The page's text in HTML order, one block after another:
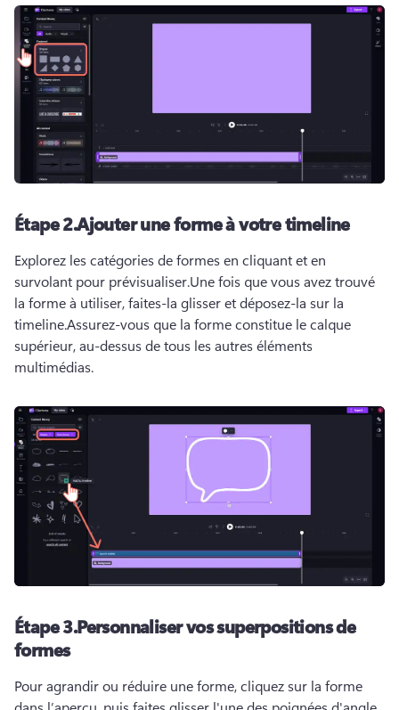
Étape 2.Ajouter une forme à votre timeline
Explorez les catégories de formes en cliquant et en
survolant pour prévisualiser.Une fois que vous avez trouvé
la forme à utiliser, faites-la glisser et déposez-la sur la
timeline.Assurez-vous que la forme constitue le calque
supérieur, au-dessus de tous les autres éléments
multimédias.
Étape 3.Personnaliser vos superpositions de
formes
Pour agrandir ou réduire une forme, cliquez sur la forme